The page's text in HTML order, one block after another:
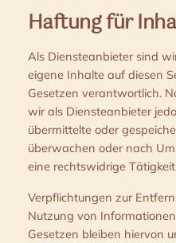
Haftung für
Als Diensteanbieter sind
eigene Inhalte auf diesen
Gesetzen verantwortlich.
wir als Diensteanbieter
übermittelte oder
überwachen oder nach
eine rechtswidrige
Verpflichtungen zur
Nutzung von
Gesetzen bleiben hiervon